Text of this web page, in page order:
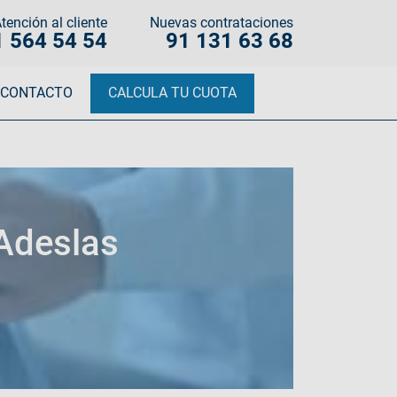
al cliente
564 54 54
Nuevas contrataciones
91 131 63 68
CONTACTO CALCULA TU CUOTA